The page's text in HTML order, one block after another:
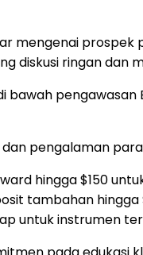
mengenai
diskusi ringan dan
bawah
pengalaman
hingga$150
tambahan hingga
untuk instrumen